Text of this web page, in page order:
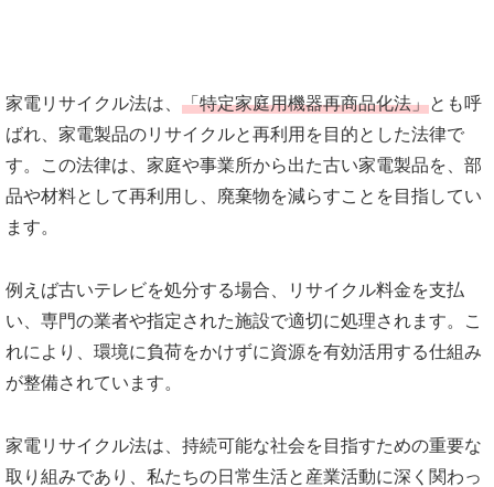
家電リサイクル法は、 「特定家庭用機器再商品化法」とも呼
ばれ、家電製品のリサイクルと再利用を目的とした法律で
す。この法律は、家庭や事業所から出た古い家電製品を、部
品や材料として再利用し、廃棄物を減らすことを目指してい
ます。
例えば古いテレビを処分する場合、リサイクル料金を支払
い、専門の業者や指定された施設で適切に処理されます。こ
れにより、環境に負荷をかけずに資源を有効活用する仕組み
が整備されています。
家電リサイクル法は、持続可能な社会を目指すための重要な
取り組みであり、私たちの日常生活と産業活動に深く関わっ